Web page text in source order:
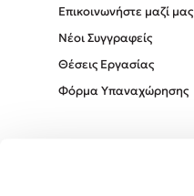
Επικοινωνήστε μαζί μας
Νέοι Συγγραφείς
Θέσεις Εργασίας
Φόρμα Υπαναχώρησης